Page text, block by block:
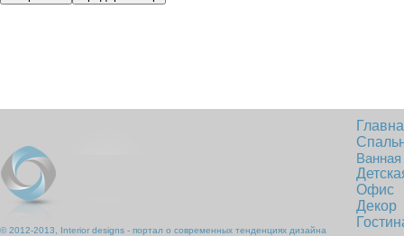
© 2012-2013, Interior designs - портал о современных тенденциях дизайна
Ванная
Офис
Декор